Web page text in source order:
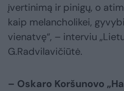
įvertinimą ir pinigų, o
kaip melancholikei,
vienatvę“, – interviu
G.Radvilavičiūtė.
– Oskaro Koršunovo